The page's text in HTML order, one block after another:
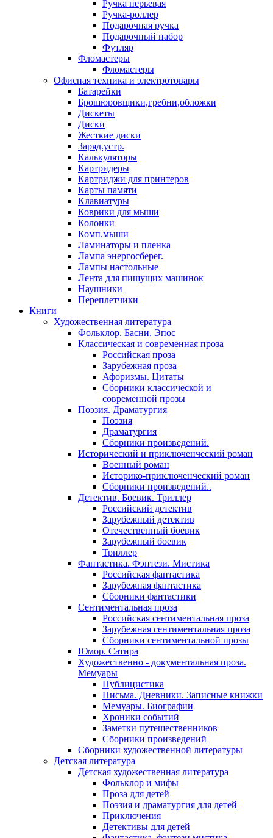
Ручка перьевая
Ручка-роллер
Подарочная ручка
Подарочный набор
Футляр
Фломастеры
Фломастеры
Офисная техника и электротовары
Батарейки
Брошюровщики,гребни,обложки
Дискеты
Диски
Жесткие диски
Заряд.устр.
Калькуляторы
Картридеры
Картриджи для принтеров
Карты памяти
Клавиатуры
Коврики для мыши
Колонки
Комп.мыши
Ламинаторы и пленка
Лампа энергосберег.
Лампы настольные
Лента для пишущих машинок
Наушники
Переплетчики
Книги
Художественная литература
Фольклор. Басни. Эпос
Классическая и современная проза
Российская проза
Зарубежная проза
Афоризмы. Цитаты
Сборники классической и
современной прозы
Поэзия. Драматургия
Поэзия
Драматургия
Сборники произведений.
Исторический и приключенческий роман
Военный роман
Историко-приключенческий роман
Сборники произведений..
Детектив. Боевик. Триллер
Российский детектив
Зарубежный детектив
Отечественный боевик
Зарубежный боевик
Триллер
Фантастика. Фэнтези. Мистика
Российская фантастика
Зарубежная фантастика
Сборники фантастики
Сентиментальная проза
Российская сентиментальная проза
Зарубежная сентиментальная проза
Сборники сентиментальной прозы
Юмор. Сатира
Художественно - документальная проза.
Мемуары
Публицистика
Письма. Дневники. Записные книжки
Мемуары. Биографии
Хроники событий
Заметки путешественников
Сборники произведений
Сборники художественной литературы
Детская литература
Детская художественная литература
Фольклор и мифы
Проза для детей
Поэзия и драматургия для детей
Приключения
Детективы для детей